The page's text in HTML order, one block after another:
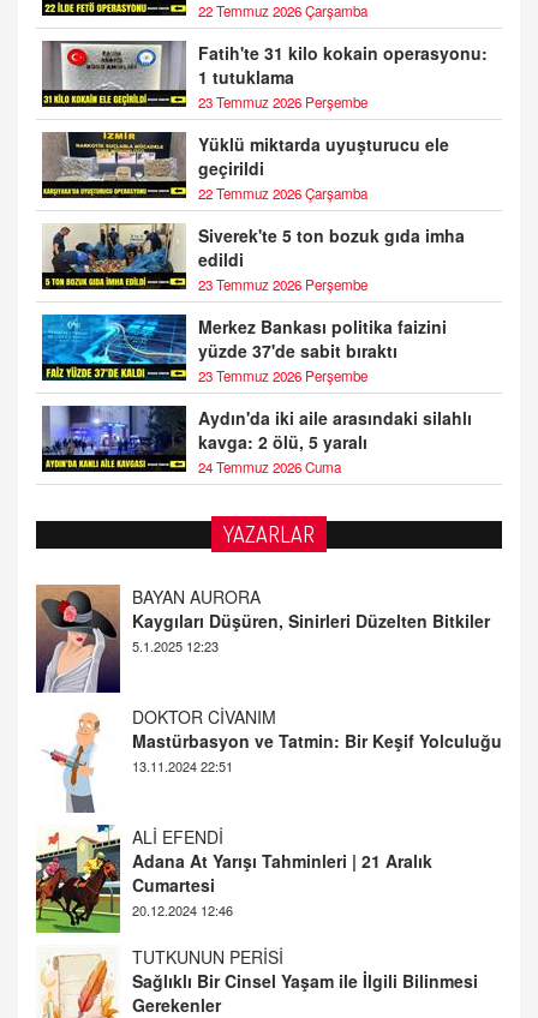
22 Temmuz 2026 Çarşamba
Fatih'te 31 kilo kokain operasyonu:
1 tutuklama
23 Temmuz 2026 Perşembe
Yüklü miktarda uyuşturucu ele
geçirildi
22 Temmuz 2026 Çarşamba
Siverek'te 5 ton bozuk gıda imha
edildi
23 Temmuz 2026 Perşembe
Merkez Bankası politika faizini
yüzde 37'de sabit bıraktı
23 Temmuz 2026 Perşembe
Aydın'da iki aile arasındaki silahlı
kavga: 2 ölü, 5 yaralı
24 Temmuz 2026 Cuma
YAZARLAR
DOKTOR CİVANIM
Mastürbasyon ve Tatmin: Bir Keşif Yolculuğu
13.11.2024 22:51
ALİ EFENDİ
Adana At Yarışı Tahminleri | 21 Aralık
Cumartesi
TUTKUNUN PERİSİ
Sağlıklı Bir Cinsel Yaşam ile İlgili Bilinmesi
Gerekenler
08.11.2024 13:16
FARUK ÖNALAN
Tezkere Onaylanmasaydı…
2 Kasım 2021 Salı 00:11